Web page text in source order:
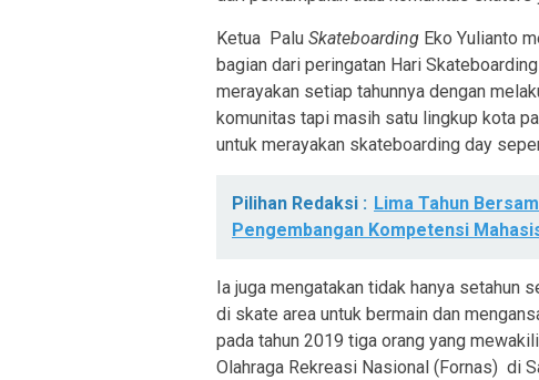
Ketua Palu Skateboarding Eko Yulianto
bagian dari peringatan Hari
merayakan setiap tahunnya dengan
komunitas tapi masih satu lingkup kota
untuk merayakan skateboarding day
Pilihan Redaksi : Lima Tahun
Pengembangan Kompetensi
Ia juga mengatakan tidak hanya setahun
di skate area untuk bermain dan
pada tahun 2019 tiga orang yang
Olahraga Rekreasi Nasional (Fornas) di